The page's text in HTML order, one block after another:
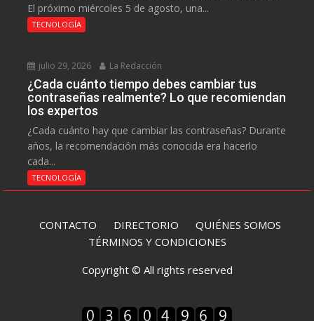
El próximo miércoles 5 de agosto, una...
TECNOLOGÍA
julio 29, 2026 La Redacción
¿Cada cuánto tiempo debes cambiar tus
contraseñas realmente? Lo que recomiendan
los expertos
¿Cada cuánto hay que cambiar las contraseñas? Durante
años, la recomendación más conocida era hacerlo
cada...
TECNOLOGÍA
CONTACTO DIRECTORIO QUIÉNES SOMOS
TÉRMINOS Y CONDICIONES
Copyright © All rights reserved